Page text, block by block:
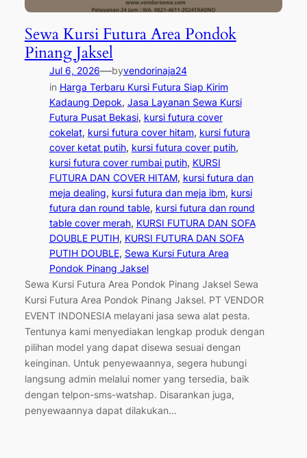
Sewa Kursi Futura Area Pondok
Pinang Jaksel
Jul 6, 2026—byvendorinaja24
in Harga Terbaru Kursi Futura Siap Kirim
Kadaung Depok, Jasa Layanan Sewa Kursi
Futura Pusat Bekasi, kursi futura cover
cokelat, kursi futura cover hitam, kursi futura
cover ketat putih, kursi futura cover putih
kursi futura cover rumbai putih, KURSI
FUTURA DAN COVER HITAM, kursi futura dan
meja dealing, kursi futura dan meja ibm, kursi
futura dan round table, kursi futura dan round
table cover merah, KURSI FUTURA DAN SOFA
DOUBLE PUTIH, KURSI FUTURA DAN SOFA
PUTIH DOUBLE, Sewa Kursi Futura Area
Pondok Pinang Jaksel
Sewa Kursi Futura Area Pondok Pinang Jaksel Sewa
Kursi Futura Area Pondok Pinang Jaksel. PT VENDOR
EVENT INDONESIA melayani jasa sewa alat pesta.
Tentunya kami menyediakan lengkap produk dengan
pilihan model yang dapat disewa sesuai dengan
keinginan. Untuk penyewaannya, segera hubungi
langsung admin melalui nomer yang tersedia, baik
dengan telpon-sms-watshap. Disarankan juga,
penyewaannya dapat dilakukan…